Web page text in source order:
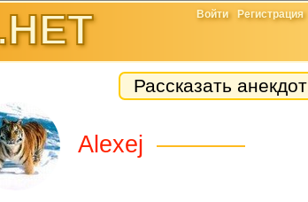
Войти Регистрация
Рассказать анекдот
Alexej